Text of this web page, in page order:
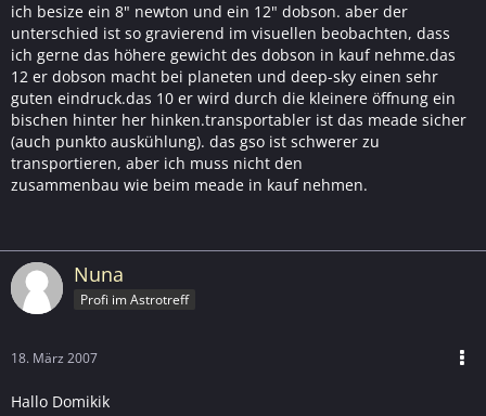
ich besize ein 8" newton und ein 12" dobson. aber der
unterschied ist so gravierend im visuellen beobachten, dass
ich gerne das höhere gewicht des dobson in kauf nehme.das
12 er dobson macht bei planeten und deep-sky einen sehr
guten eindruck.das 10 er wird durch die kleinere öffnung ein
bischen hinter her hinken.transportabler ist das meade sicher
(auch punkto auskühlung). das gso ist schwerer zu
transportieren, aber ich muss nicht den
zusammenbau wie beim meade in kauf nehmen.
Nuna
Profi im Astrotreff
18. März 2007
Hallo Domikik